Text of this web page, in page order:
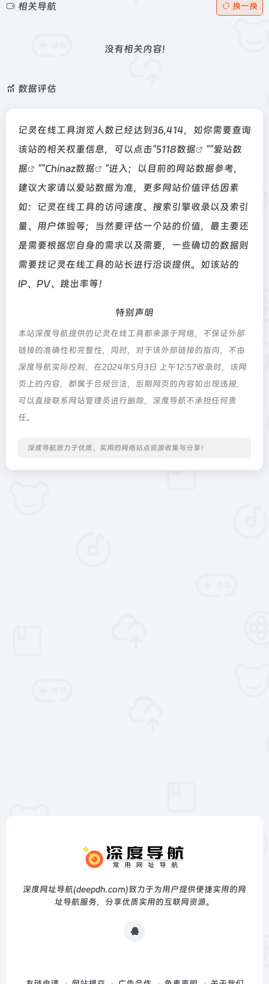
相关导航 换一换
没有相关内容!
数据评估
记灵在线工具浏览人数已经达到36,414，如你需要查询
该站的相关权重信息，可以点击"5118数据 ""爱站数
据
""Chinaz数据
"进入；以目前的网站数据参考，
建议大家请以爱站数据为准，更多网站价值评估因素
如：记灵在线工具的访问速度、搜索引擎收录以及索引
量、用户体验等；当然要评估一个站的价值，最主要还
是需要根据您自身的需求以及需要，一些确切的数据则
需要找记灵在线工具的站长进行洽谈提供。如该站的
IP、PV、跳出率等！
特别声明
本站深度导航提供的记灵在线工具都来源于网络，不保证外部
链接的准确性和完整性，同时，对于该外部链接的指向，不由
深度导航实际控制，在2024年5月3日 上午12:57收录时，该网
页上的内容，都属于合规合法，后期网页的内容如出现违规，
可以直接联系网站管理员进行删除，深度导航不承担任何责
任。
深度导航致力于优质、实用的网络站点资源收集与分享！
深度网址导航(deepdh.com)致力于为用户提供便捷实用的网
址导航服务，分享优质实用的互联网资源。